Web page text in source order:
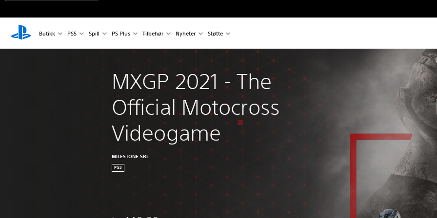
Butikk PS5 Spill PS Plus Tilbehør Nyheter Støtte
MXGP 2021 - The
Official Motocross
Videogame
MILESTONE SRL
PS5